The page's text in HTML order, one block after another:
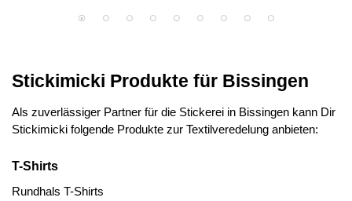
Stickimicki Produkte für Bissingen
Als zuverlässiger Partner für die Stickerei in Bissingen kann Dir
Stickimicki folgende Produkte zur Textilveredelung anbieten:
T-Shirts
Rundhals T-Shirts